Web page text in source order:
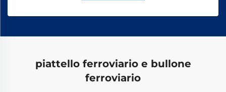
piattello ferroviario e bullone
ferroviario